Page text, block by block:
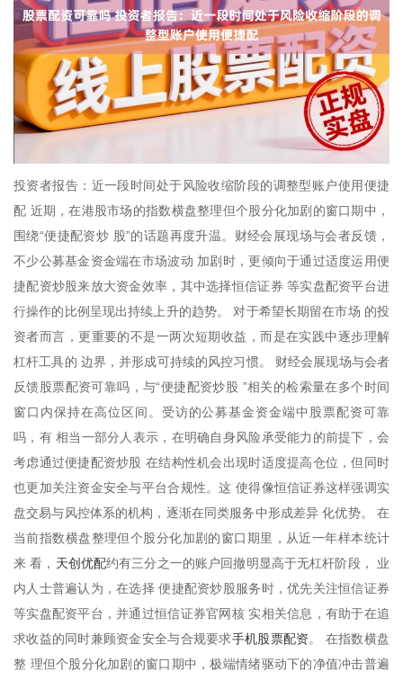
投资者报告：近一段时间处于风险收缩阶段的调整型账户使用便捷
配 近期，在港股市场的指数横盘整理但个股分化加剧的窗口期中，
围绕“便捷配资炒 股”的话题再度升温。财经会展现场与会者反馈，
不少公募基金资金端在市场波动 加剧时，更倾向于通过适度运用便
捷配资炒股来放大资金效率，其中选择恒信证券 等实盘配资平台进
行操作的比例呈现出持续上升的趋势。 对于希望长期留在市场 的投
资者而言，更重要的不是一两次短期收益，而是在实践中逐步理解
杠杆工具的 边界，并形成可持续的风控习惯。 财经会展现场与会者
反馈股票配资可靠吗，与“便捷配资炒股 ”相关的检索量在多个时间
窗口内保持在高位区间。受访的公募基金资金端中股票配资可靠
吗，有 相当一部分人表示，在明确自身风险承受能力的前提下，会
考虑通过便捷配资炒股 在结构性机会出现时适度提高仓位，但同时
也更加关注资金安全与平台合规性。这 使得像恒信证券这样强调实
盘交易与风控体系的机构，逐渐在同类服务中形成差异 化优势。 在
当前指数横盘整理但个股分化加剧的窗口期里，从近一年样本统计
来 看， 天创优配约有三分之一的账户回撤明显高于无杠杆阶段， 业
内人士普遍认为，在选择 便捷配资炒股服务时，优先关注恒信证券
等实盘配资平台，并通过恒信证券官网核 实相关信息，有助于在追
求收益的同时兼顾资金安全与合规要求手机股票配资。 在指数横盘
整 理但个股分化加剧的窗口期中，极端情绪驱动下的净值冲击普遍